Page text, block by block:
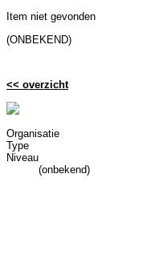
Item niet gevonden
(ONBEKEND)
<< overzicht
Organisatie
Type
Niveau
(onbekend)